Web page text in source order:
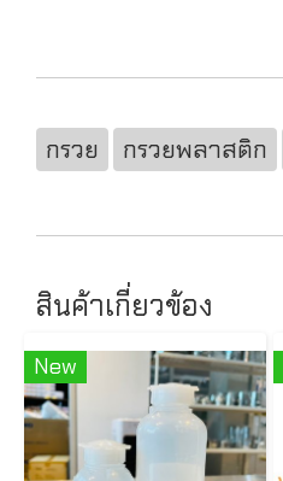
กรวย กรวยพลาสติก
สินค้าเกี่ยวข้อง
New